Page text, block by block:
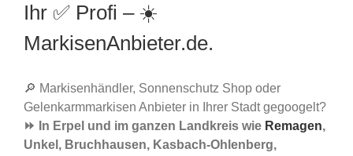
Ihr ✅ Profi – ☀️
MarkisenAnbieter.de.
🔎 Markisenhändler, Sonnenschutz Shop oder
Gelenkarmmarkisen Anbieter in Ihrer Stadt gegoogelt?
⏩ In Erpel und im ganzen Landkreis wie Remagen,
Unkel, Bruchhausen, Kasbach-Ohlenberg,